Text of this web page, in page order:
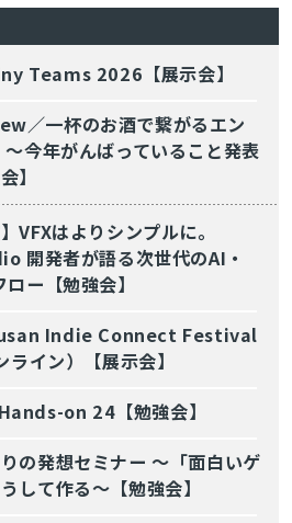
Teams 2026【展示会】
／一杯のお酒で繋がるエン
今年がんばっていること発表
】
VFXはよりシンプルに。
開発者が語る次世代のAI・
ー【勉強会】
Indie Connect Festival
イン）【展示会】
on 24【勉強会】
の発想セミナー ～「面白いゲ
して作る～【勉強会】